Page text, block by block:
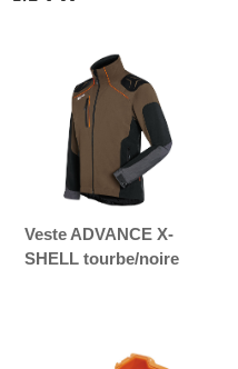
Veste ADVANCE X-
SHELL tourbe/noire